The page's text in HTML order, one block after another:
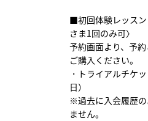
■初回体験レッス
さま1回のみ可〉
予約画面より、予
ご購入ください。
・トライアルチケ
日）
※過去に入会履歴
ません。